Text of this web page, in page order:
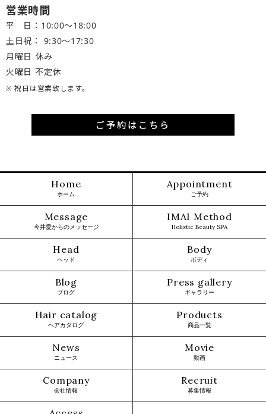
営業時間
平 日：10:00～18:00
土日祝： 9:30〜17:30
月曜日 休み
火曜日 不定休
※ 祝日は営業致します。
ご予約はこちら
Home
ホーム
Appointment
ご予約
Message
今井愛からのメッセージ
IMAI Method
Holistic Beauty SPA
Head
ヘッド
Body
ボディ
Blog
ブログ
Press gallery
ギャラリー
Hair catalog
ヘアカタログ
Products
商品一覧
News
ニュース
Movie
動画
Company
会社情報
Recruit
募集情報